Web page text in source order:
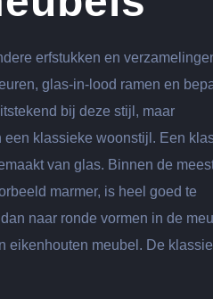
erfstukken en
glas-in-lood ramen en
bij deze stijl, maar
klassieke woonstijl. Een
van glas. Binnen de
marmer, is heel goed te
naar ronde vormen in de
eikenhouten meubel. De